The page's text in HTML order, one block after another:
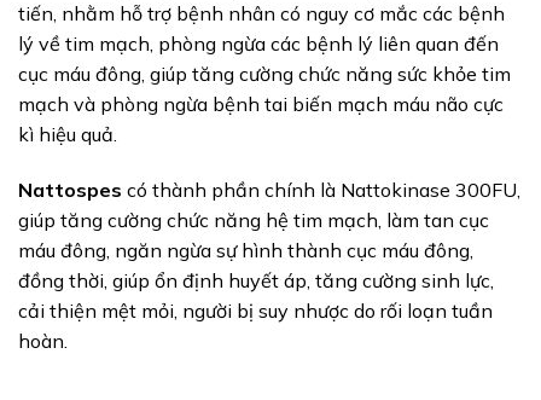
tiến, nhằm hỗ trợ bệnh nhân có nguy cơ mắc các bệnh
lý về tim mạch, phòng ngừa các bệnh lý liên quan đến
cục máu đông, giúp tăng cường chức năng sức khỏe tim
mạch và phòng ngừa bệnh tai biến mạch máu não cực
kì hiệu quả.
Nattospes có thành phần chính là Nattokinase 300FU,
giúp tăng cường chức năng hệ tim mạch, làm tan cục
máu đông, ngăn ngừa sự hình thành cục máu đông,
đồng thời, giúp ổn định huyết áp, tăng cường sinh lực,
cải thiện mệt mỏi, người bị suy nhược do rối loạn tuần
hoàn.